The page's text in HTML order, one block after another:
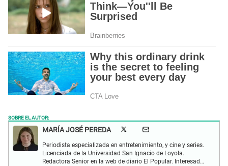
SOBRE EL AUTOR:
MARÍA JOSÉ PEREDA
Periodista especializada en entretenimiento, y cine y series.
Licenciada de la Universidad San Ignacio de Loyola.
Redactora Senior en la web de diario El Popular. Interesada